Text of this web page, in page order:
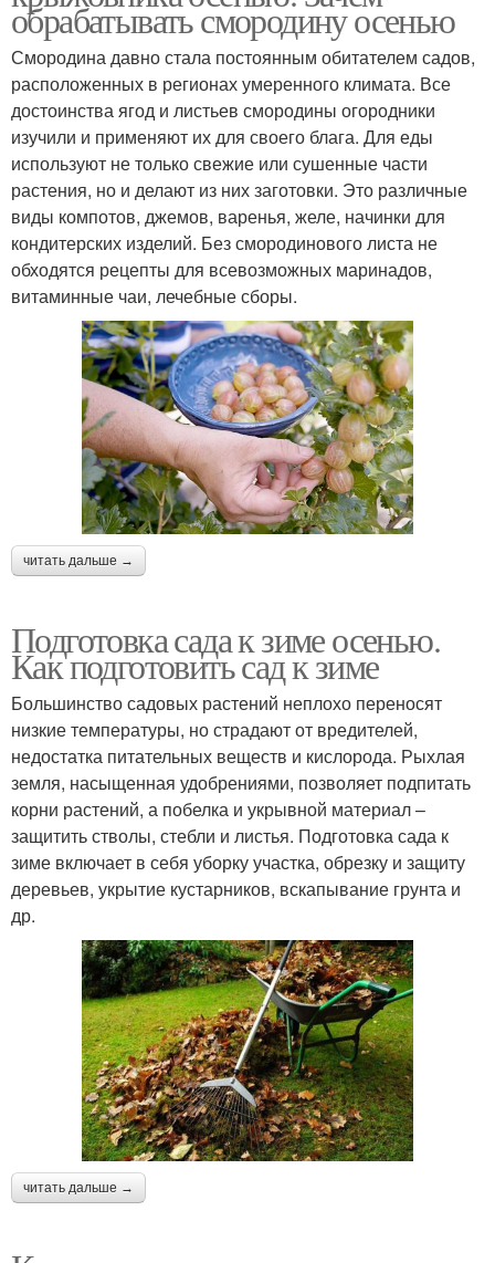
обрабатывать смородину осенью
Смородина давно стала постоянным обитателем садов,
расположенных в регионах умеренного климата. Все
достоинства ягод и листьев смородины огородники
изучили и применяют их для своего блага. Для еды
используют не только свежие или сушенные части
растения, но и делают из них заготовки. Это различные
виды компотов, джемов, варенья, желе, начинки для
кондитерских изделий. Без смородинового листа не
обходятся рецепты для всевозможных маринадов,
витаминные чаи, лечебные сборы.
читать дальше →
Подготовка сада к зиме осенью.
Как подготовить сад к зиме
Большинство садовых растений неплохо переносят
низкие температуры, но страдают от вредителей,
недостатка питательных веществ и кислорода. Рыхлая
земля, насыщенная удобрениями, позволяет подпитать
корни растений, а побелка и укрывной материал –
защитить стволы, стебли и листья. Подготовка сада к
зиме включает в себя уборку участка, обрезку и защиту
деревьев, укрытие кустарников, вскапывание грунта и
др.
читать дальше →